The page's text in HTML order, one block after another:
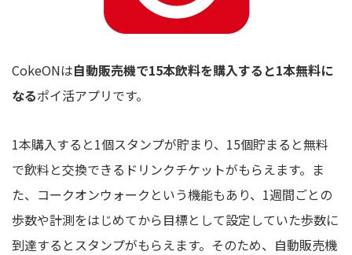
CokeONは自動販売機で15本飲料を購入すると1本無料に
なるポイ活アプリです。
1本購入すると1個スタンプが貯まり、15個貯まると無料
で飲料と交換できるドリンクチケットがもらえます。ま
た、コークオンウォークという機能もあり、1週間ごとの
歩数や計測をはじめてから目標として設定していた歩数に
到達するとスタンプがもらえます。そのため、自動販売機